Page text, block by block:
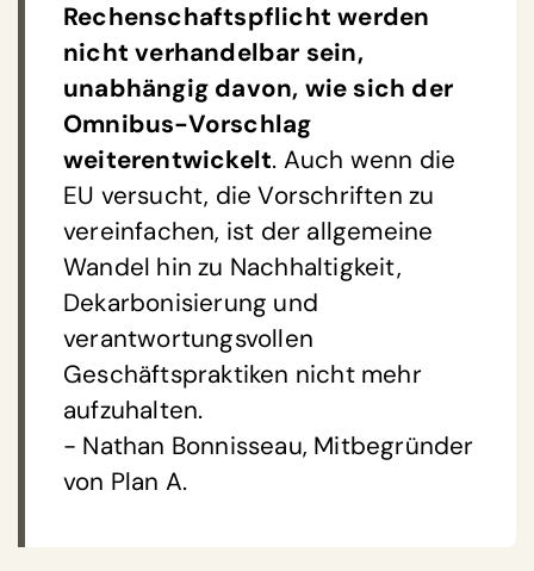
Rechenschaftspflicht werden
nicht verhandelbar sein,
unabhängig davon, wie sich der
Omnibus-Vorschlag
weiterentwickelt. Auch wenn die
EU versucht, die Vorschriften zu
vereinfachen, ist der allgemeine
Wandel hin zu Nachhaltigkeit,
Dekarbonisierung und
verantwortungsvollen
Geschäftspraktiken nicht mehr
aufzuhalten.
- Nathan Bonnisseau, Mitbegründer
von Plan A.